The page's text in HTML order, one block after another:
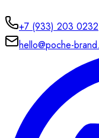
+7 (933) 203 0232
hello@poche-